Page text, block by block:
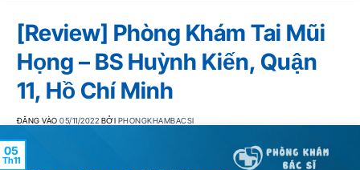
[Review] Phòng Khám Tai Mũi
Họng – BS Huỳnh Kiến, Quận
11, Hồ Chí Minh
ĐĂNG VÀO05/11/2022 BỞI PHONGKHAMBACSI
05
Th11